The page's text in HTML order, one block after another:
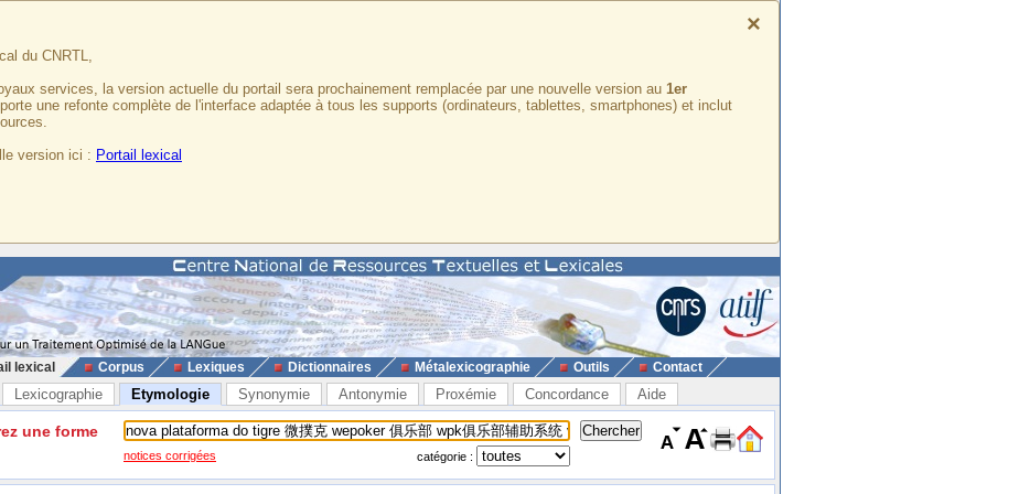
×
du CNRTL,
services, la version actuelle du portail sera prochainement remplacée par une nouvelle version au 1er
une refonte complète de l'interface adaptée à tous les supports (ordinateurs, tablettes, smartphones) et inclut
version ici : Portail lexical
lexical Corpus Lexiques Dictionnaires Métalexicographie Outils Contact
Lexicographie Etymologie Synonymie Antonymie Proxémie Concordance Aide
une forme
notices corrigées catégorie :